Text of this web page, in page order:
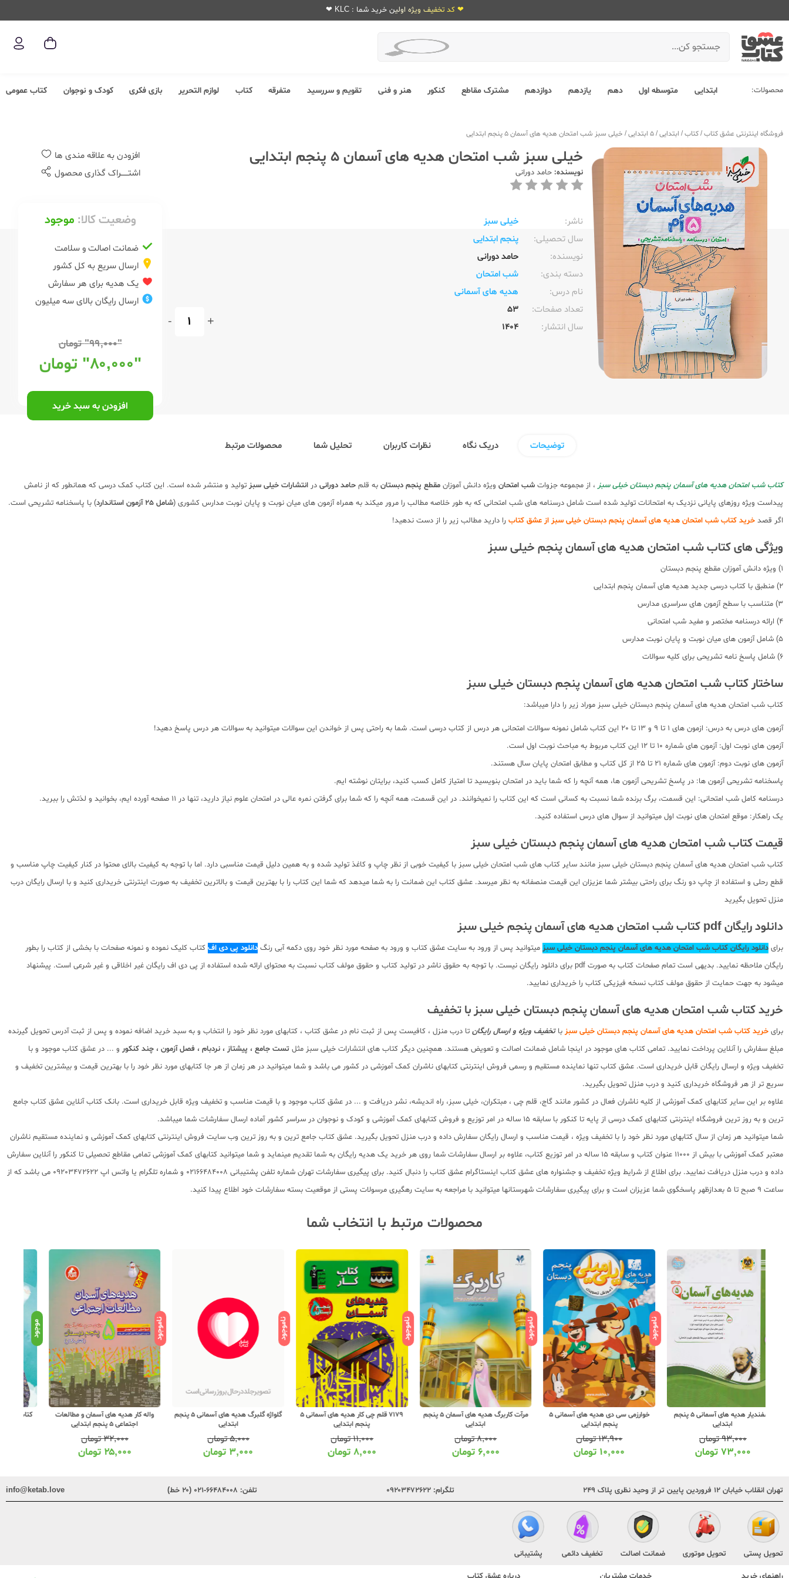
❤ کد تخفیف ویژه اولین خرید شما : KLC ❤
محصولات: ابتدایی متوسطه اول دهم یازدهم دوازدهم مشترک مقاطع کنکور هنر و فنی تقویم و سررسید متفرقه کتاب لوازم التحریر بازی فکری کودک و نوجوان کتاب عمومی
فروشگاه اینترنتی عشق کتاب/کتاب/ ابتدایی/5 ابتدایی / خیلی سبز شب امتحان هدیه های آسمان 5 پنجم ابتدایی
خیلی سبز شب امتحان هدیه های آسمان 5 پنجم ابتدایی
نویسنده: حامد دورانی
ناشر:‌
خیلی سبز
سال تحصیلی:‌
پنجم ابتدایی
نویسنده:‌
حامد دورانی
دسته بندی:
شب امتحان
نام درس:
هدیه های آسمانی
تعداد صفحات:‌
53
سال انتشار:‌
1404
+
-
افزودن به علاقه مندی ها
اشتــــــراک گذاری محصول
وضعیت کالا: موجود
ضمانت اصالت و سلامت
ارسال سریع به کل کشور
یک هدیه برای هر سفارش
ارسال رایگان بالای سه میلیون
"۹۹,۰۰۰" تومان
"۸۰,۰۰۰" تومان
افزودن به سبد خرید
توضیحات دریک نگاه نظرات کاربران تحلیل شما محصولات مرتبط
کتاب شب امتحان هدیه های آسمان پنجم دبستان خیلی سبز، از مجموعه جزوات شب امتحان ویژه دانش آموزان مقطع پنجم دبستان به قلم حامد دورانی در انتشارات خیلی سبز تولید و منتشر شده است. این کتاب کمک درسی که همانطور که از نامش
پیداست ویژه روزهای پایانی نزدیک به امتحانات تولید شده است شامل درسنامه های شب امتحانی که به طور خلاصه مطالب را مرور میکند به همراه آزمون های میان نوبت و پایان نوبت مدارس کشوری (شامل 25 آزمون استاندارد
) با پاسخنامه تشریحی است.
اگر قصد خرید کتاب شب امتحان هدیه های آسمان پنجم دبستان خیلی سبز از عشق کتاب را دارید مطالب زیر را از دست ندهید!
ویژگی های کتاب شب امتحان هدیه های آسمان پنجم خیلی سبز
1) ویژه دانش آموزان مقطع پنجم دبستان
2) منطبق با کتاب درسی جدید هدیه های آسمان پنجم ابتدایی
3) متناسب با سطح آزمون های سراسری مدارس
4) ارائه درسنامه مختصر و مفید شب امتحانی
5) شامل آزمون های میان نوبت و پایان نوبت مدارس
6) شامل پاسخ نامه تشریحی برای کلیه سوالات
ساختار کتاب شب امتحان هدیه های آسمان پنجم دبستان خیلی سبز
کتاب شب امتحان هدیه های آسمان پنجم دبستان خیلی سبز موراد زیر را دارا میباشد:
آزمون های درس به درس: ازمون های 1 تا 9 و 13 تا 20 این کتاب شامل نمونه سوالات امتحانی هر درس از کتاب درسی است. شما به راحتی پس از خواندن این سوالات میتوانید به سوالات هر درس پاسخ دهید!
آزمون های نوبت اول: آزمون های شماره 10 تا 12 این کتاب مربوط به مباحث نوبت اول است.
آزمون های نوبت دوم: آزمون های شماره 21 تا 25 از کل کتاب و مطابق امتحان پایان سال هستند.
پاسخنامه تشریحی آزمون ها: در پاسخ تشریحی آزمون ها، همه آنچه را که شما باید در امتحان بنویسید تا امتیاز کامل کسب کنید، برایتان نوشته ایم.
درسنامه کامل شب امتحانی: این قسمت، برگ برنده شما نسبت به کسانی است که این کتاب را نمیخوانند. در این قسمت، همه آنچه را که شما برای گرفتن نمره عالی در امتحان علوم نیاز دارید، تنها در 11 صفحه آورده ایم، بخوانید و لذتش را ببرید.
یک راهکار: موقع امتحان های نوبت اول میتوانید از سوال های درس استفاده کنید.
قیمت کتاب شب امتحان هدیه های آسمان پنجم دبستان خیلی سبز
کتاب شب امتحان هدیه های آسمان پنجم دبستان خیلی سبز مانند سایر کتاب های شب امتحان خیلی سبز با کیفیت خوبی از نظر چاپ و کاغذ تولید شده و به همین دلیل قیمت مناسبی دارد. اما با توجه به کیفیت بالای محتوا در کنار کیفیت چاپ مناسب و
قطع رحلی و استفاده از چاپ دو رنگ برای راحتی بیشتر شما عزیزان این قیمت منصفانه به نظر میرسد. عشق کتاب این ضمانت را به شما میدهد که شما این کتاب را با بهترین قیمت و بالاترین تخفیف به صورت اینترنتی خریداری کنید و با ارسال رایگان درب
منزل تحویل بگیرید
دانلود رایگان pdf کتاب شب امتحان هدیه های آسمان پنجم خیلی سبز
برای دانلود رایگان کتاب شب امتحان هدیه های آسمان پنجم دبستان خیلی سبز میتوانید پس از ورود به سایت عشق کتاب و ورود به صفحه مورد نظر خود روی دکمه آبی رنگ دانلود پی دی اف کتاب کلیک نموده و نمونه صفحات با بخشی از کتاب را بطور
رایگان ملاحظه نمایید. بدیهی است تمام صفحات کتاب به صورت pdf برای دانلود رایگان نیست. با توجه به حقوق ناشر در تولید کتاب و حقوق مولف کتاب نسبت به محتوای ارائه شده استفاده از پی دی اف رایگان غیر اخلاقی و غیر شرعی است. پیشنهاد
میشود به جهت حمایت از حقوق مولف کتاب نسخه فیزیکی کتاب را خریداری نمایید.
خرید کتاب شب امتحان هدیه های آسمان پنجم دبستان خیلی سبز با تخفیف
برای خرید کتاب شب امتحان هدیه های آسمان پنجم دبستان خیلی سبز باتخفیف ویژه و ارسال رایگان تا درب منزل ، کافیست پس از ثبت نام در عشق کتاب ، کتابهای مورد نظر خود را انتخاب و به سبد خرید اضافه نموده و پس از ثبت آدرس تحویل گیرنده
مبلغ سفارش را آنلاین پرداخت نمایید. تمامی کتاب های موجود در اینجا شامل ضمانت اصالت و تعویض هستند. همچنین دیگر کتاب های انتشارات خیلی سبز مثل تست جامع ، پیشتاز ، نردبام ، فصل آزمون ، چند کنکور و ... در عشق کتاب موجود و با
تخفیف ویژه و ارسال رایگان قابل خریداری است. عشق کتاب تنها نماینده مستقیم و رسمی فروش اینترنتی کتابهای ناشران کمک آموزشی در کشور می باشد و شما میتوانید در هر زمان از هر جا کتابهای مورد نظر خود را با بهترین قیمت و بیشترین تخفیف و
سریع تر از هر فروشگاه خریداری کنید و درب منزل تحویل بگیرید.
علاوه بر این سایر کتابهای کمک آموزشی از کلیه ناشران فعال در کشور مانند گاج، قلم چی ، مبتکران، خیلی سبز، راه اندیشه، نشر دریافت و ... در عشق کتاب موجود و با قیمت مناسب و تخفیف ویژه قابل خریداری است. بانک کتاب آنلاین عشق کتاب جامع
ترین و به روز ترین فروشگاه اینترنتی کتابهای کمک درسی از پایه تا کنکور با سابقه 15 ساله در امر توزیع و فروش کتابهای کمک آموزشی و کودک و نوجوان در سراسر کشور آماده ارسال سفارشات شما میباشد.
شما میتوانید هر زمان از سال کتابهای مورد نظر خود را با تخفیف ویژه ، قیمت مناسب و ارسال رایگان سفارش داده و درب منزل تحویل بگیرید. عشق کتاب جامع ترین و به روز ترین وب سایت فروش اینترنتی کتابهای کمک آموزشی و نماینده مستقیم ناشران
معتبر کمک آموزشی با بیش از 11000 عنوان کتاب و سابقه 15 ساله در امر توزیع کتاب، علاوه بر ارسال سفارشات شما روی هر خرید یک هدیه رایگان به شما تقدیم مینماید و شما میتوانید کتابهای کمک آموزشی تمامی مقاطع تحصیلی تا کنکور را آنلاین سفارش
داده و درب منزل دریافت نمایید. برای اطلاع از شرایط ویژه تخفیف و جشنواره های عشق کتاب اینستاگرام عشق کتاب را دنبال کنید. برای پیگیری سفارشات تهران شماره تلفن پشتیبانی 02166484008 و شماره تلگرام یا واتس اپ 09203472622 می باشد که از
ساعت 9 صبح تا 5 بعدازظهر پاسخگوی شما عزیزان است و برای پیگیری سفارشات شهرستانها میتوانید با مراجعه به سایت رهگیری مرسولات پستی از موقعیت بسته سفارشات خود اطلاع پیدا کنید.
محصولات مرتبط با انتخاب شما
پنجم ابتدایی
۱۳,۹۰۰تومان
۱۰,۰۰۰تومان
ناموجود
مرآت کاربرگ هدیه های آسمان 5 پنجم
ابتدایی
۸,۰۰۰تومان
۶,۰۰۰تومان
ناموجود
پنجم ابتدایی
۱۱,۰۰۰تومان
۸,۰۰۰تومان
ناموجود
گلواژه گلبرگ هدیه های آسمانی 5 پنجم
ابتدایی
۵,۰۰۰تومان
۳,۰۰۰تومان
واله کار هدیه های آسمان و مطالعات
اجتماعی 5 پنجم ابتدایی
۳۲,۰۰۰تومان
۲۵,۰۰۰تومان
موجود
ابتدایی مدرسه
۲۵۰,۰۰۰تومان
۱۹۷,۰۰۰تومان
تهران انقلاب خیابان ۱۲ فروردین پایین تر از وحید نظری پلاک ۲۴۹ تلگرام: ۰۹۲۰۳۴۷۲۶۲۲ تلفن: ۶۶۴۸۴۰۰۸-۰۲۱ (۲۰ خط) info@ketab.love
تحویل پستی تحویل موتوری ضمانت اصالت تخفیف دائمی پشتیبانی